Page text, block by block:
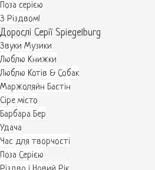
Поза серією
З Різдвом!
Дорослі Серії Spiegelburg
Звуки Музики
Люблю Книжки
Люблю Котів & Собак
Маржоляйн Бастін
Cіре місто
Барбара Бер
Удача
Час для творчості
Поза Серією